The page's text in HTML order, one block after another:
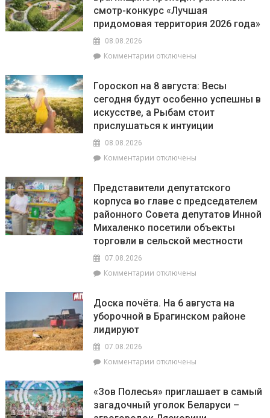
воды
на
соответствует
смотр-конкурс «Лучшая
придомовая территория 2026 года»
08.08.2026
Комментарии к
20
июля
по
20
Брагинщине
смотр-
конкурс
«Лучшая
придомовая
территория
отключены
Гороскоп на 8 августа: Весы
сегодня будут особенно успешны в
искусстве, а Рыбам стоит
прислушаться к интуиции
08.08.2026
Комментарии к
на
8
августа:
Весы
сегодня
успешны
а
Рыбам
интуиции
отключены
Представители депутатского
корпуса во главе с председателем
районного Совета депутатов Инной
Михаленко посетили объекты
торговли в сельской местности
07.08.2026
Комментарии к
депутатского
корпуса
председателем
депутатов
Инной
отключены
Доска почёта. На 6 августа на
уборочной в Брагинском районе
лидируют
07.08.2026
Комментарии к
почёта.
На
отключены
«Зов Полесья» приглашает в самый
загадочный уголок Беларуси –